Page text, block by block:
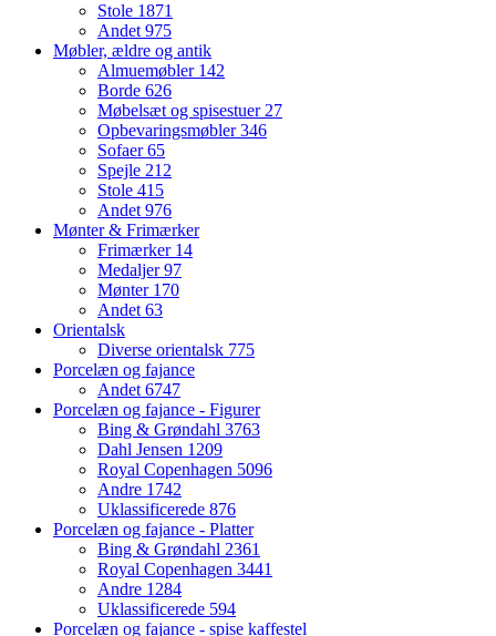
Stole 1871
Andet975
Møbler, ældre og antik
Almuemøbler 142
Borde 626
Møbelsæt og spisestuer27
Opbevaringsmøbler346
Sofaer65
Spejle 212
Stole 415
Andet976
Mønter & Frimærker
Frimærker 14
Medaljer97
Mønter 170
Andet63
Orientalsk
Diverse orientalsk 775
Porcelæn og fajance
Andet6747
Porcelæn og fajance - Figurer
Bing & Grøndahl 3763
Dahl Jensen 1209
Royal Copenhagen 5096
Andre 1742
Uklassificerede 876
Porcelæn og fajance - Platter
Bing & Grøndahl 2361
Royal Copenhagen 3441
Andre 1284
Uklassificerede 594
Porcelæn og fajance - spise kaffestel